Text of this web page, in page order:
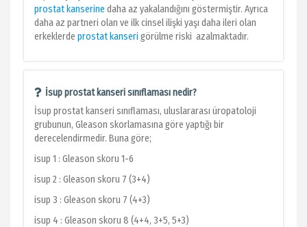
prostat kanserine daha az yakalandığını göstermiştir. Ayrıca
daha az partneri olan ve ilk cinsel ilişki yaşı daha ileri olan
erkeklerde prostat kanseri görülme riski azalmaktadır.
İsup prostat kanseri sınıflaması nedir?
İsup prostat kanseri sınıflaması, uluslararası üropatoloji
grubunun, Gleason skorlamasına göre yaptığı bir
derecelendirmedir. Buna göre;
isup 1 : Gleason skoru 1-6
isup 2 : Gleason skoru 7 (3+4)
isup 3 : Gleason skoru 7 (4+3)
isup 4 : Gleason skoru 8 (4+4, 3+5, 5+3)